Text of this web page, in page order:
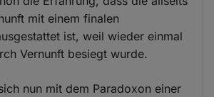
mit einem finalen
ist, weil wieder einmal
Vernunft besiegt wurde.
nun mit dem Paradoxon einer